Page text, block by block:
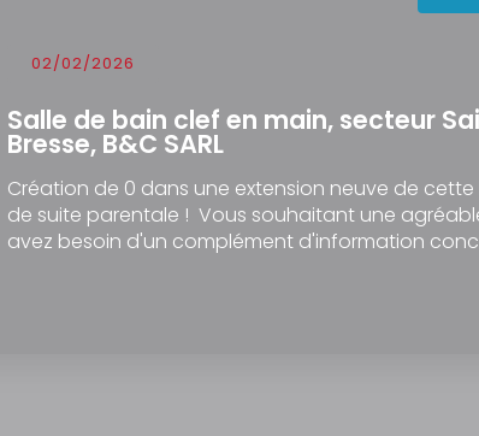
02/02/2026
Salle de bain clef en main, secteur
Bresse, B&C SARL
Création de 0 dans une extension neuve de
de suite parentale ! Vous souhaitant une
avez besoin d'un complément d'information